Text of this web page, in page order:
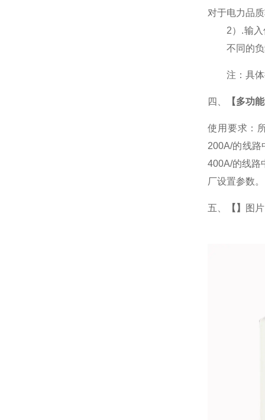
对于电力品
2） .输
不同的
注：具
四、 【多功
使用要求：
200A/的线路
400A/的线路
厂设置参数。
五、 【】 图片